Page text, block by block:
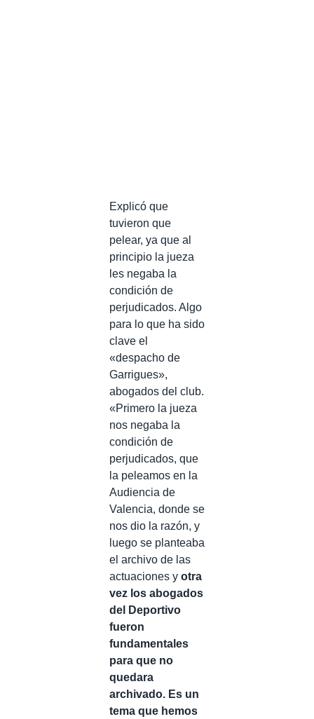
Explicó que
tuvieron que
pelear, ya que al
principio la jueza
les negaba la
condición de
perjudicados. Algo
para lo que ha sido
clave el
«despacho de
Garrigues»,
abogados del club.
«Primero la jueza
nos negaba la
condición de
perjudicados, que
la peleamos en la
Audiencia de
Valencia, donde se
nos dio la razón, y
luego se planteaba
el archivo de las
actuaciones y otra
vez los abogados
del Deportivo
fueron
fundamentales
para que no
quedara
archivado. Es un
tema que hemos